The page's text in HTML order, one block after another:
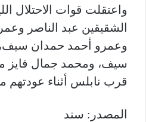
واعتقلت قوات الاحتلال
الشقيقين عبد الناصر
وعمرو أحمد حمدان
سيف، ومحمد جمال فايز
قرب نابلس أثناء عودتهم
المصدر: سند